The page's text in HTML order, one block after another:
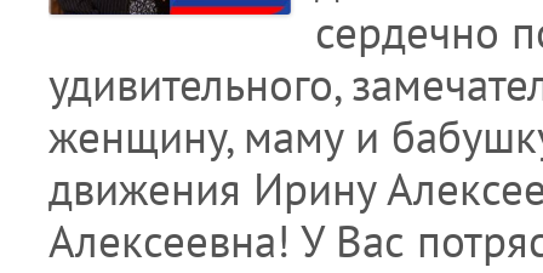
сердечно
удивительного,
женщину, маму и
движения Ирину
Алексеевна! У Вас